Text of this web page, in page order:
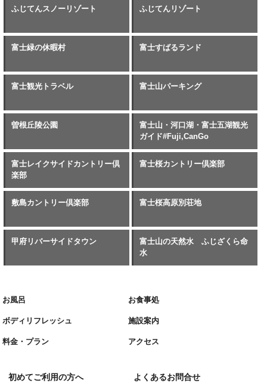
ふじてんスノーリゾート ふじてんリゾート
富士緑の休暇村 富士すばるランド
富士観光トラベル 富士山パーキング
曽根丘陵公園
富士山・河口湖・富士五湖観光
ガイド#Fuji,CanGo
富士レイクサイドカントリー倶
楽部
富士桜カントリー倶楽部
敷島カントリー倶楽部 富士桜高原別荘地
甲府リバーサイドタウン
富士山の天然水 ふじざくら命
水
お風呂 お食事処
ボディリフレッシュ 施設案内
料金・プラン アクセス
初めてご利用の方へ
よくあるお問合せ